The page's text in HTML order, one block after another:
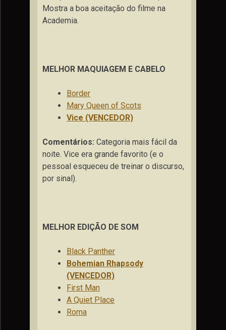
Mostra a boa aceitação do filme na
Academia.
MELHOR MAQUIAGEM E CABELO
Border
Mary Queen of Scots
Vice (VENCEDOR)
Comentários: Categoria mais fácil da
noite. Vice era grande favorito (e o
pessoal esqueceu de treinar o discurso,
por sinal).
MELHOR EDIÇÃO DE SOM
Black Panther
Bohemian Rhapsody
(VENCEDOR)
First Man
A Quiet Place
Roma